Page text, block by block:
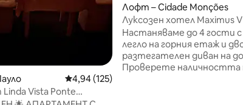
Средна оценка: 4,94 от 5, 125 отзива
4,94 (125)
Vista Ponte
Лофт – Cidade Monções
Луксозен хотел Maximus V
Настаняваме до 4 гости
легло на горния етаж и
разтегателен диван на
Проверете наличността